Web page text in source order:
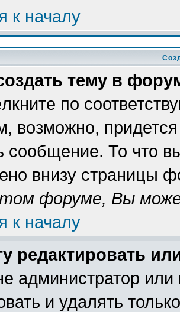
к началу
тему в
по
возможно, придется
сообщение. То что
внизу страницы
форуме, Вы
к началу
редактировать
администратор
и удалять